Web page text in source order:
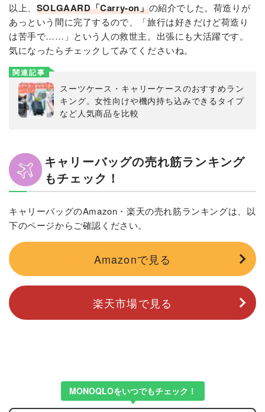
以上、 SOLGAARD「Carry-on」の紹介でした。荷造りが
あっという間に完了するので、「旅行は好きだけど荷造り
は苦手で……」という人の救世主。出張にも大活躍です。
気になったらチェックしてみてくださいね。
関連記事
スーツケース・キャリーケースのおすすめラン
キング。女性向けや機内持ち込みできるタイプ
など人気商品を比較
キャリーバッグの売れ筋ランキング
もチェック！
キャリーバッグのAmazon・楽天の売れ筋ランキングは、以
下のページからご確認ください。
Amazonで見る
楽天市場で見る
MONOQLOをいつでもチェック！